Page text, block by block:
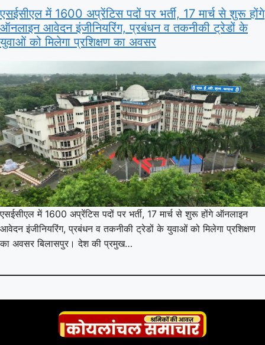
एसईसीएल में 1600 अप्रेंटिस पदों पर भर्ती, 17 मार्च से शुरू होंगे
ऑनलाइन आवेदन इंजीनियरिंग, प्रबंधन व तकनीकी ट्रेडों के
युवाओं को मिलेगा प्रशिक्षण का अवसर
एसईसीएल में 1600 अप्रेंटिस पदों पर भर्ती, 17 मार्च से शुरू होंगे ऑनलाइन
आवेदन इंजीनियरिंग, प्रबंधन व तकनीकी ट्रेडों के युवाओं को मिलेगा प्रशिक्षण
का अवसर बिलासपुर। देश की प्रमुख…